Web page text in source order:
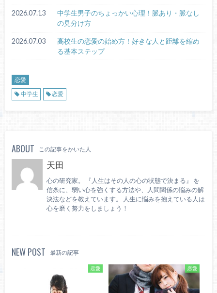
2026.07.13
中学生男子のちょっかい心理！脈あり・脈なし
の見分け方
2026.07.03
高校生の恋愛の始め方！好きな人と距離を縮め
る基本ステップ
恋愛
中学生
恋愛
ABOUT この記事をかいた人
天田
心の研究家。 『人生はその人の心の状態で決まる』 を
信条に、弱い心を強くする方法や、人間関係の悩みの解
決法などを教えています。 人生に悩みを抱えている人は
心を磨く努力をしましょう！
NEW POST 最新の記事
恋愛 恋愛